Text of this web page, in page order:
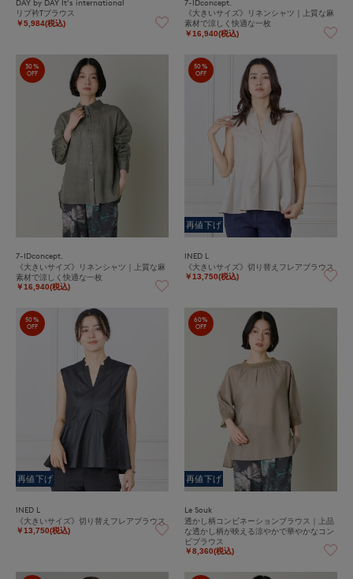
リブ衿Tブラウス
￥5,984(税込)
《大きいサイズ》リネンシャツ｜上質な麻
素材で涼しく快適な一枚
￥16,940(税込)
30%
OFF
7-IDconcept.
《大きいサイズ》リネンシャツ｜上質な麻
素材で涼しく快適な一枚
￥16,940(税込)
50%
OFF
再値下げ
INED L
《大きいサイズ》切り替えフレアブラウス
￥13,750(税込)
50%
OFF
再値下げ
INED L
《大きいサイズ》切り替えフレアブラウス
￥13,750(税込)
60%
OFF
再値下げ
Le Souk
透かし柄コンビネーションブラウス｜上品
な透かし柄が映える涼やかで華やかなコン
ビブラウス
￥8,360(税込)